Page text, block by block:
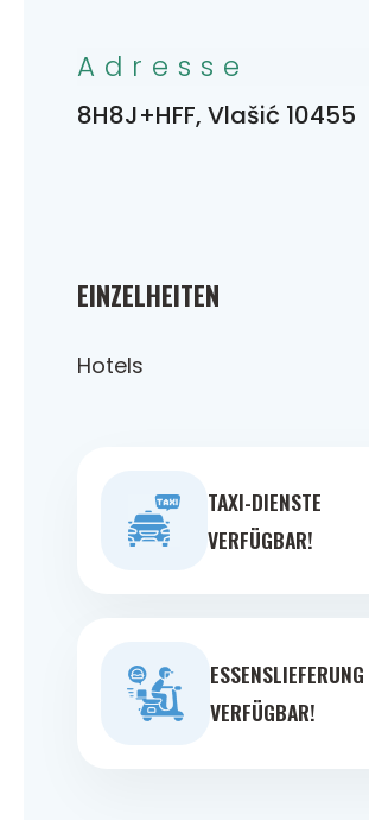
EINZELHEITEN
Hotels
TAXI-DIENSTE
VERFÜGBAR!
ESSENSLIEFERUNG
VERFÜGBAR!
Adresse
8H8J+HFF, Vlašić 10455